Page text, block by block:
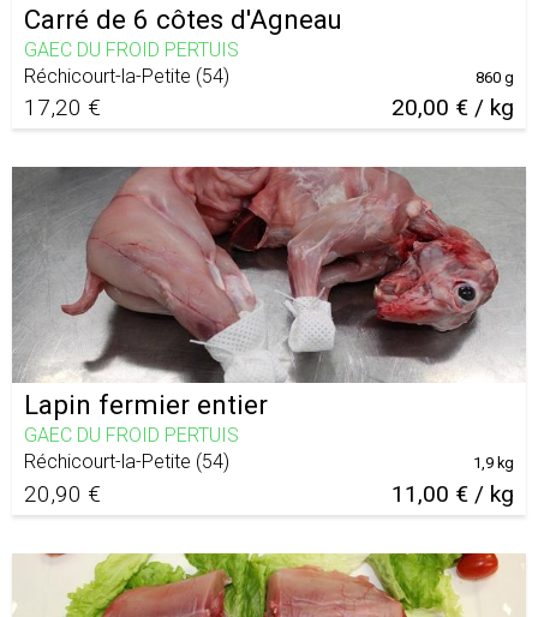
Carré de 6 côtes d'Agneau
GAEC DU FROID PERTUIS
Réchicourt-la-Petite (54)
17,20 € 20,00 € / kg
860 g
Lapin fermier entier
GAEC DU FROID PERTUIS
Réchicourt-la-Petite (54)
20,90 € 11,00 € / kg
1,9 kg